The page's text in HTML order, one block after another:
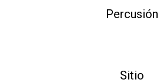
Percusión
Sitio